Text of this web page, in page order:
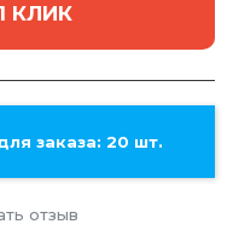
КЛИК
заказа: 20 шт.
отзыв